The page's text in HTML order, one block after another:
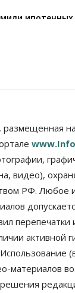
России
«Евро-3»
тех, у кого от
вузы
в Омской
размещенная
видео),
РФ. Любое
перепечатки
активной
материалов